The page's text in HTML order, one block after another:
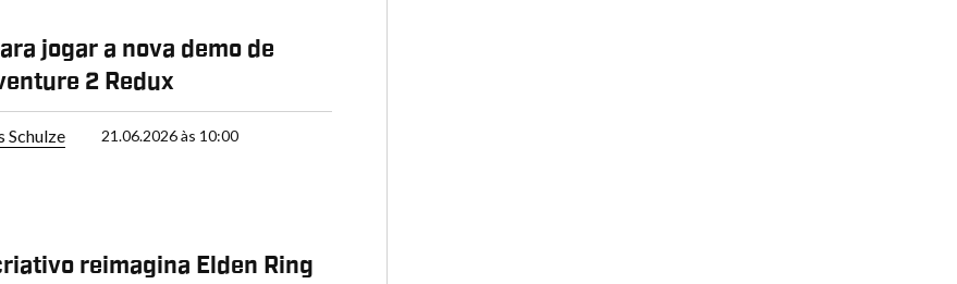
jogar a nova demo de
2 Redux
Schulze 21.06.2026 às 10:00
reimagina Elden Ring